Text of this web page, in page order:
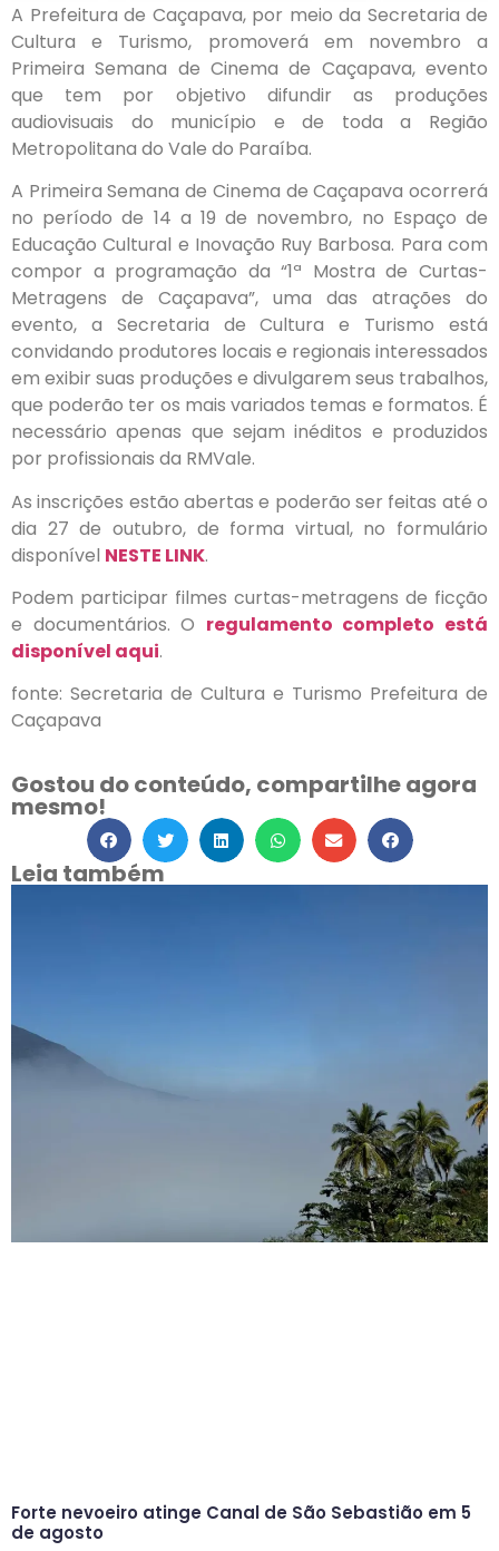
A Prefeitura de Caçapava, por meio da Secretaria de
Cultura e Turismo, promoverá em novembro a
Primeira Semana de Cinema de Caçapava, evento
que tem por objetivo difundir as produções
audiovisuais do município e de toda a Região
Metropolitana do Vale do Paraíba.
A Primeira Semana de Cinema de Caçapava ocorrerá
no período de 14 a 19 de novembro, no Espaço de
Educação Cultural e Inovação Ruy Barbosa. Para com
compor a programação da “1ª Mostra de Curtas-
Metragens de Caçapava”, uma das atrações do
evento, a Secretaria de Cultura e Turismo está
convidando produtores locais e regionais interessados
em exibir suas produções e divulgarem seus trabalhos,
que poderão ter os mais variados temas e formatos. É
necessário apenas que sejam inéditos e produzidos
por profissionais da RMVale.
As inscrições estão abertas e poderão ser feitas até o
dia 27 de outubro, de forma virtual, no formulário
disponível NESTE LINK.
Podem participar filmes curtas-metragens de ficção
e documentários. O regulamento completo está
disponível aqui.
fonte: Secretaria de Cultura e Turismo Prefeitura de
Caçapava
Gostou do conteúdo, compartilhe agora
mesmo!
Leia também
Forte nevoeiro atinge Canal de São Sebastião em 5
de agosto